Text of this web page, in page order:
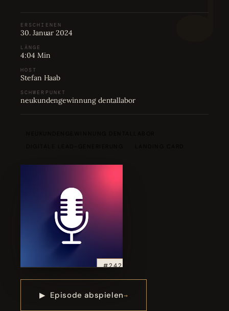
ERSCHIENEN
30. Januar 2024
LÄNGE
4:04 Min
HOST
Stefan Haab
SCHWERPUNKT
neukundengewinnung dentallabor
#242
▶ Episode abspielen